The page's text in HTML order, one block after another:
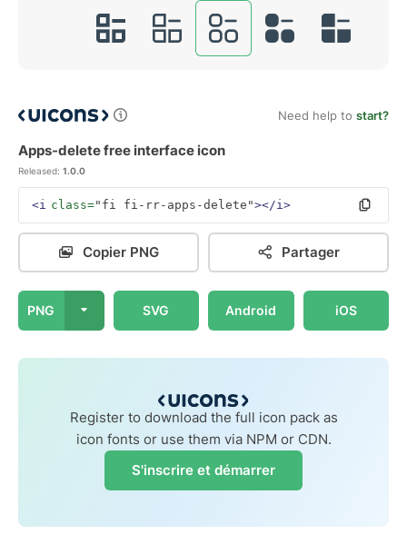
Need help to start?
Apps-delete free interface icon
Released: 1.0.0
<i class="fi fi-rr-apps-delete"></i>
Copier PNG Partager
PNG SVG Android iOS
Register to download the full icon pack as
icon fonts or use them via NPM or CDN.
S'inscrire et démarrer